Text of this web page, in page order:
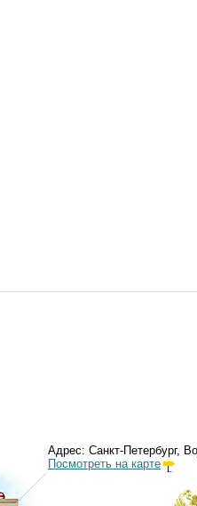
Адрес: Санкт-Петербург,
Посмотреть на карте